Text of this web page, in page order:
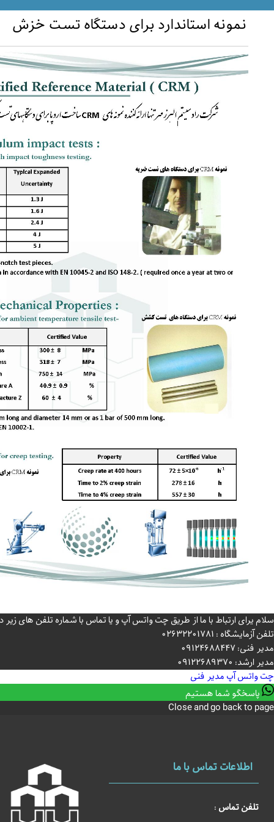
نمونه استاندارد برای دستگاه تست خزش
سلام یرای ارتباط با ما از طریق چت واتس آپ و یا تماس با شماره تلفن های
تلفن آزمایشگاه : 02632201781
مدیر فنی: 09124688447
مدیر ارشد: 09122689370
چت واتس آپ مدیر فنی
پاسخگو شما هستیم
Close and go back to page
اطلاعات تماس با ما
تلفن تماس :